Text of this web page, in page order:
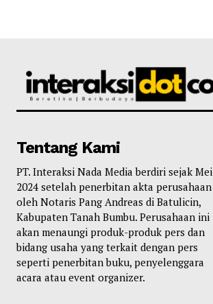
Tentang Kami
PT. Interaksi Nada Media berdiri sejak Mei
2024 setelah penerbitan akta perusahaan
oleh Notaris Pang Andreas di Batulicin,
Kabupaten Tanah Bumbu. Perusahaan ini
akan menaungi produk-produk pers dan
bidang usaha yang terkait dengan pers
seperti penerbitan buku, penyelenggara
acara atau event organizer.